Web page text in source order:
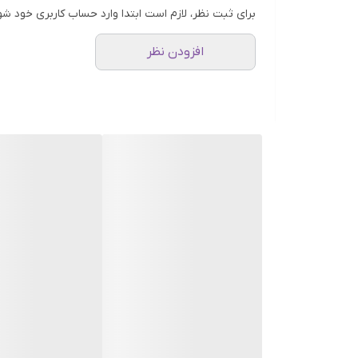
برای ثبت نظر، لازم است ابتدا وارد حساب کاربری خود
افزودن نظر